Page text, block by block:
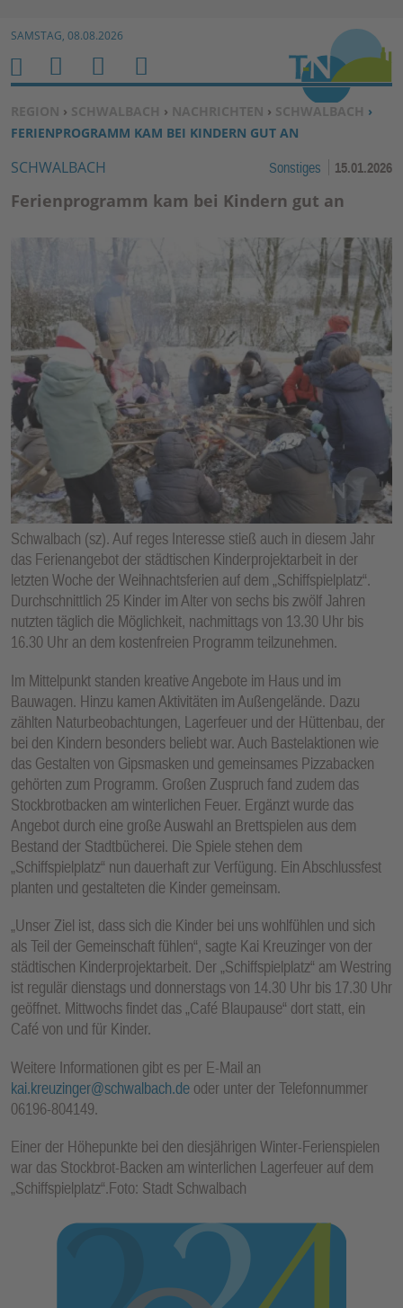
Zum Inhalt springen ↓
SAMSTAG, 08.08.2026
SIE BEFINDEN SICH HIER:
REGION › SCHWALBACH › NACHRICHTEN › SCHWALBACH ›
FERIENPROGRAMM KAM BEI KINDERN GUT AN
SCHWALBACH Sonstiges 15.01.2026
Ferienprogramm kam bei Kindern gut an
Schwalbach (sz). Auf reges Interesse stieß auch in diesem Jahr
das Ferienangebot der städtischen Kinderprojektarbeit in der
letzten Woche der Weihnachtsferien auf dem „Schiffspielplatz“.
Durchschnittlich 25 Kinder im Alter von sechs bis zwölf Jahren
nutzten täglich die Möglichkeit, nachmittags von 13.30 Uhr bis
16.30 Uhr an dem kostenfreien Programm teilzunehmen.
Im Mittelpunkt standen kreative Angebote im Haus und im
Bauwagen. Hinzu kamen Aktivitäten im Außengelände. Dazu
zählten Naturbeobachtungen, Lagerfeuer und der Hüttenbau, der
bei den Kindern besonders beliebt war. Auch Bastelaktionen wie
das Gestalten von Gipsmasken und gemeinsames Pizzabacken
gehörten zum Programm. Großen Zuspruch fand zudem das
Stockbrotbacken am winterlichen Feuer. Ergänzt wurde das
Angebot durch eine große Auswahl an Brettspielen aus dem
Bestand der Stadtbücherei. Die Spiele stehen dem
„Schiffspielplatz“ nun dauerhaft zur Verfügung. Ein Abschlussfest
planten und gestalteten die Kinder gemeinsam.
„Unser Ziel ist, dass sich die Kinder bei uns wohlfühlen und sich
als Teil der Gemeinschaft fühlen“, sagte Kai Kreuzinger von der
städtischen Kinderprojektarbeit. Der „Schiffspielplatz“ am Westring
ist regulär dienstags und donnerstags von 14.30 Uhr bis 17.30 Uhr
geöffnet. Mittwochs findet das „Café Blaupause“ dort statt, ein
Café von und für Kinder.
Weitere Informationen gibt es per E-Mail an
kai.kreuzinger@schwalbach.de oder unter der Telefonnummer
06196-804149.
Einer der Höhepunkte bei den diesjährigen Winter-Ferienspielen
war das Stockbrot-Backen am winterlichen Lagerfeuer auf dem
„Schiffspielplatz“.Foto: Stadt Schwalbach
H
O
M
E
M
E
N
U
S
U
C
H
E
N
B
E
N
Z
K
TI
O
N
E
N